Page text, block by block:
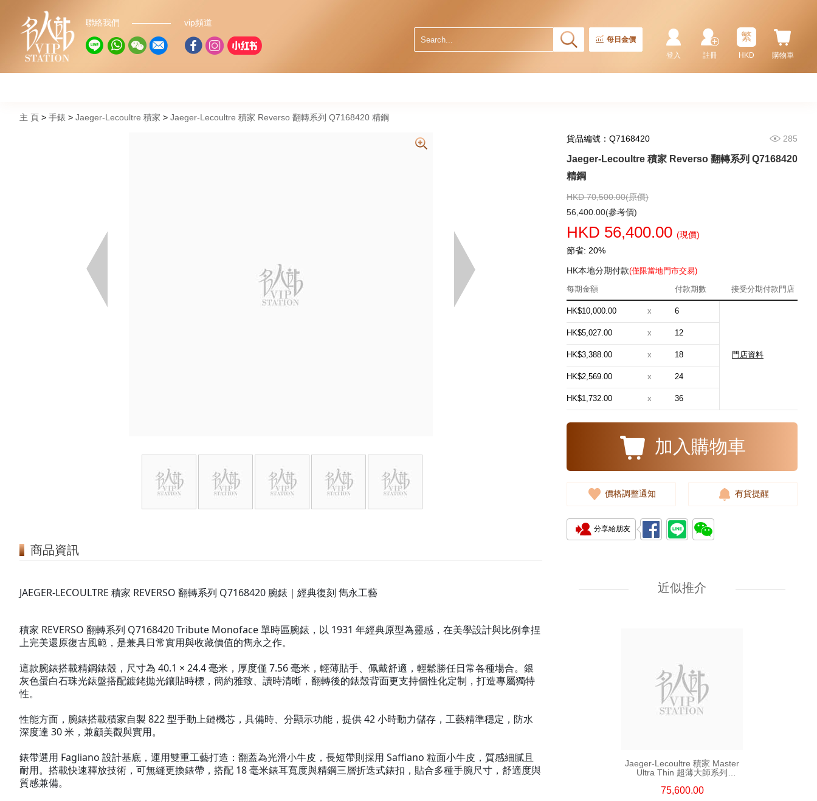
聯絡我們 vip頻道
每日金價
購物車
繁
HKD
註冊
登入
主 頁 手錶 Jaeger-Lecoultre 積家 Jaeger-Lecoultre 積家 Reverso 翻轉系列 Q7168420 精鋼
商品資訊
JAEGER-LECOULTRE 積家 REVERSO 翻轉系列 Q7168420 腕錶｜經典復刻 雋永工藝
積家 REVERSO 翻轉系列 Q7168420 Tribute Monoface 單時區腕錶，以 1931 年經典原型為靈感，在美學設計與比例拿捏
上完美還原復古風範，是兼具日常實用與收藏價值的雋永之作。
這款腕錶搭載精鋼錶殼，尺寸為 40.1 × 24.4 毫米，厚度僅 7.56 毫米，輕薄貼手、佩戴舒適，輕鬆勝任日常各種場合。銀
灰色蛋白石珠光錶盤搭配鍍銠拋光鑲貼時標，簡約雅致、讀時清晰，翻轉後的錶殼背面更支持個性化定制，打造專屬獨特
性。
性能方面，腕錶搭載積家自製 822 型手動上鏈機芯，具備時、分顯示功能，提供 42 小時動力儲存，工藝精準穩定，防水
深度達 30 米，兼顧美觀與實用。
錶帶選用 Fagliano 設計基底，運用雙重工藝打造：翻蓋為光滑小牛皮，長短帶則採用 Saffiano 粒面小牛皮，質感細膩且
耐用。搭載快速釋放技術，可無縫更換錶帶，搭配 18 毫米錶耳寬度與精鋼三層折迭式錶扣，貼合多種手腕尺寸，舒適度與
質感兼備。
貨品編號：Q7168420 285
Jaeger-Lecoultre 積家 Reverso 翻轉系列 Q7168420
精鋼
HKD 70,500.00(原價)
56,400.00(參考價)
HKD 56,400.00 (現價)
節省: 20%
HK本地分期付款(僅限當地門市交易)
每期金額
付款期數 接受分期付款門店
HK$10,000.00 x 6
門店資料
HK$5,027.00 x 12
HK$3,388.00 x 18
HK$2,569.00 x 24
HK$1,732.00 x 36
加入購物車
價格調整通知 有貨提醒
分享給朋友
近似推介
Jaeger-Lecoultre 積家 Master
Jaeger-Lecoultre 積家 Rendez
18kt玫瑰金/鑽
168,000.00
18kt玫瑰金/鑽
176,800.00
Jaeger-Lecoultre 積家 Master
Ultra Thin 超薄大師系列
75,600.00